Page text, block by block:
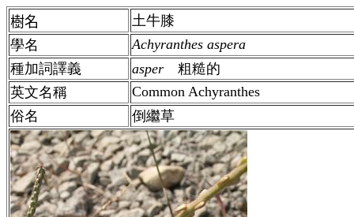
樹名
土牛膝
學名
Achyranthes aspera
種加詞譯義
asper 粗糙的
英文名稱
Common Achyranthes
俗名
倒繼草